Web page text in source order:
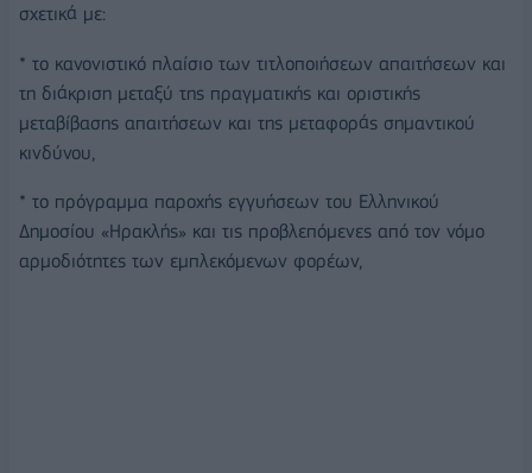
σχετικά με:
* το κανονιστικό πλαίσιο των τιτλοποιήσεων απαιτήσεων και
τη διάκριση μεταξύ της πραγματικής και οριστικής
μεταβίβασης απαιτήσεων και της μεταφοράς σημαντικού
κινδύνου,
* το πρόγραμμα παροχής εγγυήσεων του Ελληνικού
Δημοσίου «Ηρακλής» και τις προβλεπόμενες από τον νόμο
αρμοδιότητες των εμπλεκόμενων φορέων,